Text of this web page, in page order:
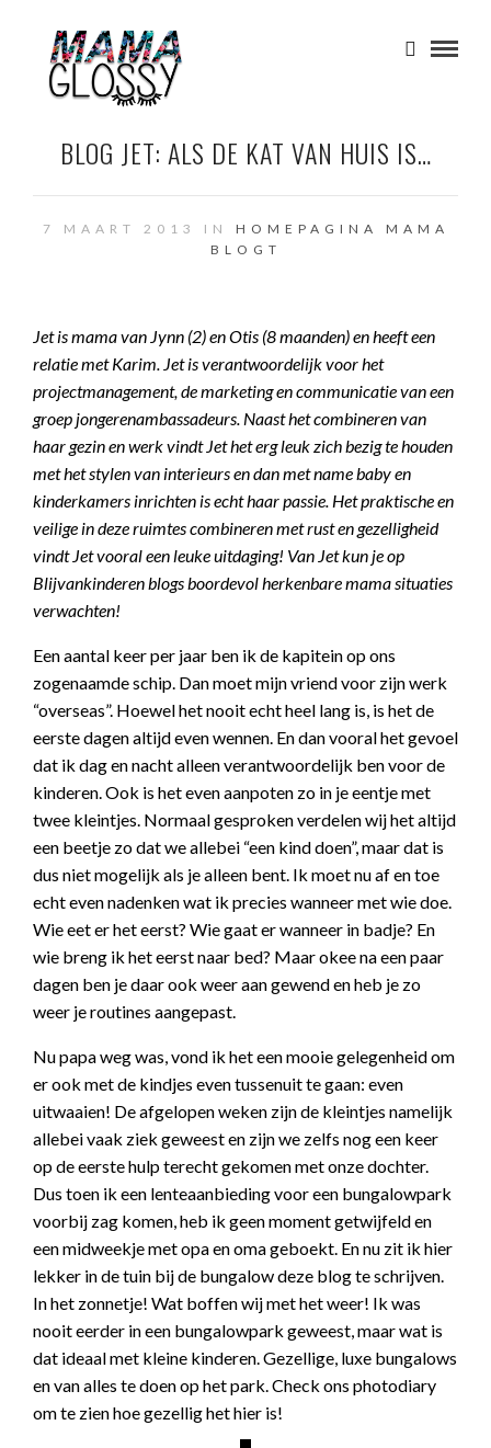
BLOG JET: ALS DE KAT VAN HUIS IS…
7 MAART 2013 IN HOMEPAGINA
MAMA
BLOGT
Jet is mama van Jynn (2) en Otis (8 maanden) en heeft een
relatie met Karim. Jet is verantwoordelijk voor het
projectmanagement, de marketing en communicatie van een
groep jongerenambassadeurs. Naast het combineren van
haar gezin en werk vindt Jet het erg leuk zich bezig te houden
met het stylen van interieurs en dan met name baby en
kinderkamers inrichten is echt haar passie. Het praktische en
veilige in deze ruimtes combineren met rust en gezelligheid
vindt Jet vooral een leuke uitdaging! Van Jet kun je op
Blijvankinderen blogs boordevol herkenbare mama situaties
verwachten!
Een aantal keer per jaar ben ik de kapitein op ons
zogenaamde schip. Dan moet mijn vriend voor zijn werk
“overseas”. Hoewel het nooit echt heel lang is, is het de
eerste dagen altijd even wennen. En dan vooral het gevoel
dat ik dag en nacht alleen verantwoordelijk ben voor de
kinderen. Ook is het even aanpoten zo in je eentje met
twee kleintjes. Normaal gesproken verdelen wij het altijd
een beetje zo dat we allebei “een kind doen”, maar dat is
dus niet mogelijk als je alleen bent. Ik moet nu af en toe
echt even nadenken wat ik precies wanneer met wie doe.
Wie eet er het eerst? Wie gaat er wanneer in badje? En
wie breng ik het eerst naar bed? Maar okee na een paar
dagen ben je daar ook weer aan gewend en heb je zo
weer je routines aangepast.
Nu papa weg was, vond ik het een mooie gelegenheid om
er ook met de kindjes even tussenuit te gaan: even
uitwaaien! De afgelopen weken zijn de kleintjes namelijk
allebei vaak ziek geweest en zijn we zelfs nog een keer
op de eerste hulp terecht gekomen met onze dochter.
Dus toen ik een lenteaanbieding voor een bungalowpark
voorbij zag komen, heb ik geen moment getwijfeld en
een midweekje met opa en oma geboekt. En nu zit ik hier
lekker in de tuin bij de bungalow deze blog te schrijven.
In het zonnetje! Wat boffen wij met het weer! Ik was
nooit eerder in een bungalowpark geweest, maar wat is
dat ideaal met kleine kinderen. Gezellige, luxe bungalows
en van alles te doen op het park. Check ons photodiary
om te zien hoe gezellig het hier is!